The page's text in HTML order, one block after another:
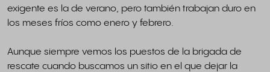
exigente es la de verano, pero también trabajan duro en
los meses fríos como enero y febrero.
Aunque siempre vemos los puestos de la brigada de
rescate cuando buscamos un sitio en el que dejar la